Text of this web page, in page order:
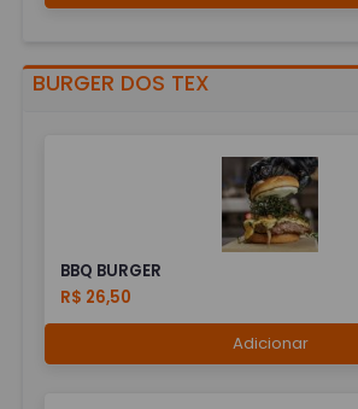
BURGER DOS TEX
BBQ BURGER
R$ 26,50
Adicionar